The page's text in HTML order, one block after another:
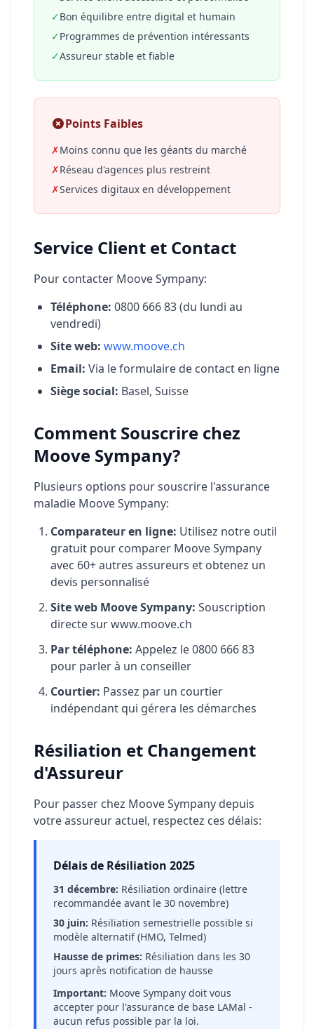
✓Bon équilibre entre digital et humain
✓Programmes de prévention intéressants
✓Assureur stable et fiable
Points Faibles
✗Moins connu que les géants du marché
✗Réseau d'agences plus restreint
✗Services digitaux en développement
Service Client et Contact
Pour contacter Moove Sympany:
Téléphone: 0800 666 83 (du lundi au
vendredi)
Site web: www.moove.ch
Email: Via le formulaire de contact en ligne
Siège social: Basel, Suisse
Comment Souscrire chez
Moove Sympany?
Plusieurs options pour souscrire l'assurance
maladie Moove Sympany:
Comparateur en ligne: Utilisez notre outil
gratuit pour comparer Moove Sympany
avec 60+ autres assureurs et obtenez un
devis personnalisé
Site web Moove Sympany: Souscription
directe sur www.moove.ch
Par téléphone: Appelez le 0800 666 83
pour parler à un conseiller
Courtier: Passez par un courtier
indépendant qui gérera les démarches
Résiliation et Changement
d'Assureur
Pour passer chez Moove Sympany depuis
votre assureur actuel, respectez ces délais:
Délais de Résiliation 2025
31 décembre: Résiliation ordinaire (lettre
recommandée avant le 30 novembre)
30 juin: Résiliation semestrielle possible si
modèle alternatif (HMO, Telmed)
Hausse de primes: Résiliation dans les 30
jours après notification de hausse
Important: Moove Sympany doit vous
accepter pour l'assurance de base LAMal -
aucun refus possible par la loi.